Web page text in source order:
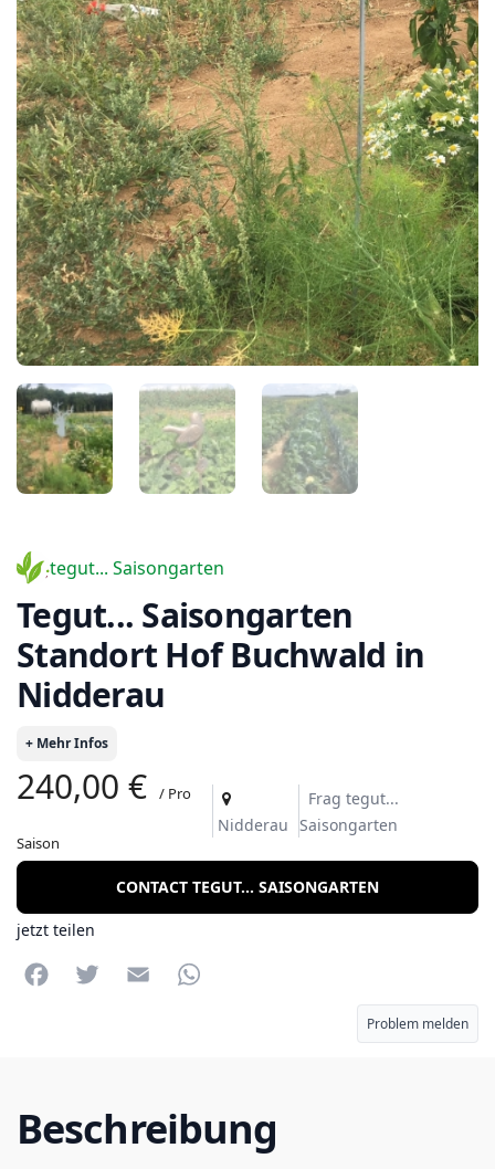
tegut... Saisongarten
tegut... Saisongarten
Standort Hof Buchwald in
Nidderau
+ Mehr Infos
Nidderau
240,00 € / Pro
Saison
Frag tegut...
Saisongarten
CONTACT TEGUT... SAISONGARTEN
jetzt teilen
FacebookTwitter Email
Problem melden
Beschreibung